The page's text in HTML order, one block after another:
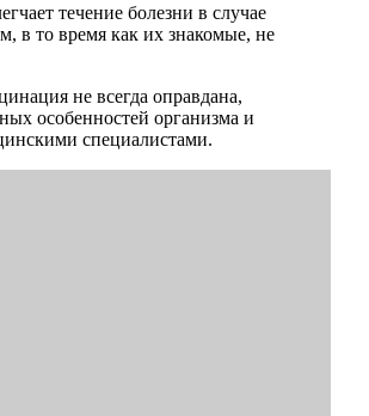
течение болезни в случае
в то время как их знакомые, не
не всегда оправдана,
особенностей организма и
специалистами.